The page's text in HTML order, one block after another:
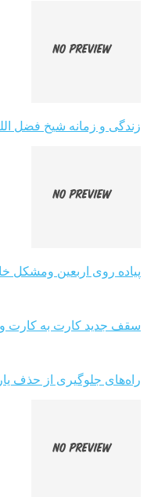
زندگی و زمانه شیخ فضل
پیاده روی اربعین ومشکل
سقف جدید کارت به کارت و
راه‌های جلوگیری از حذف